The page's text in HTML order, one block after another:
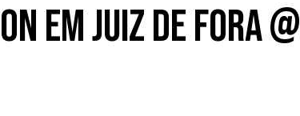
em Juiz de Fora @